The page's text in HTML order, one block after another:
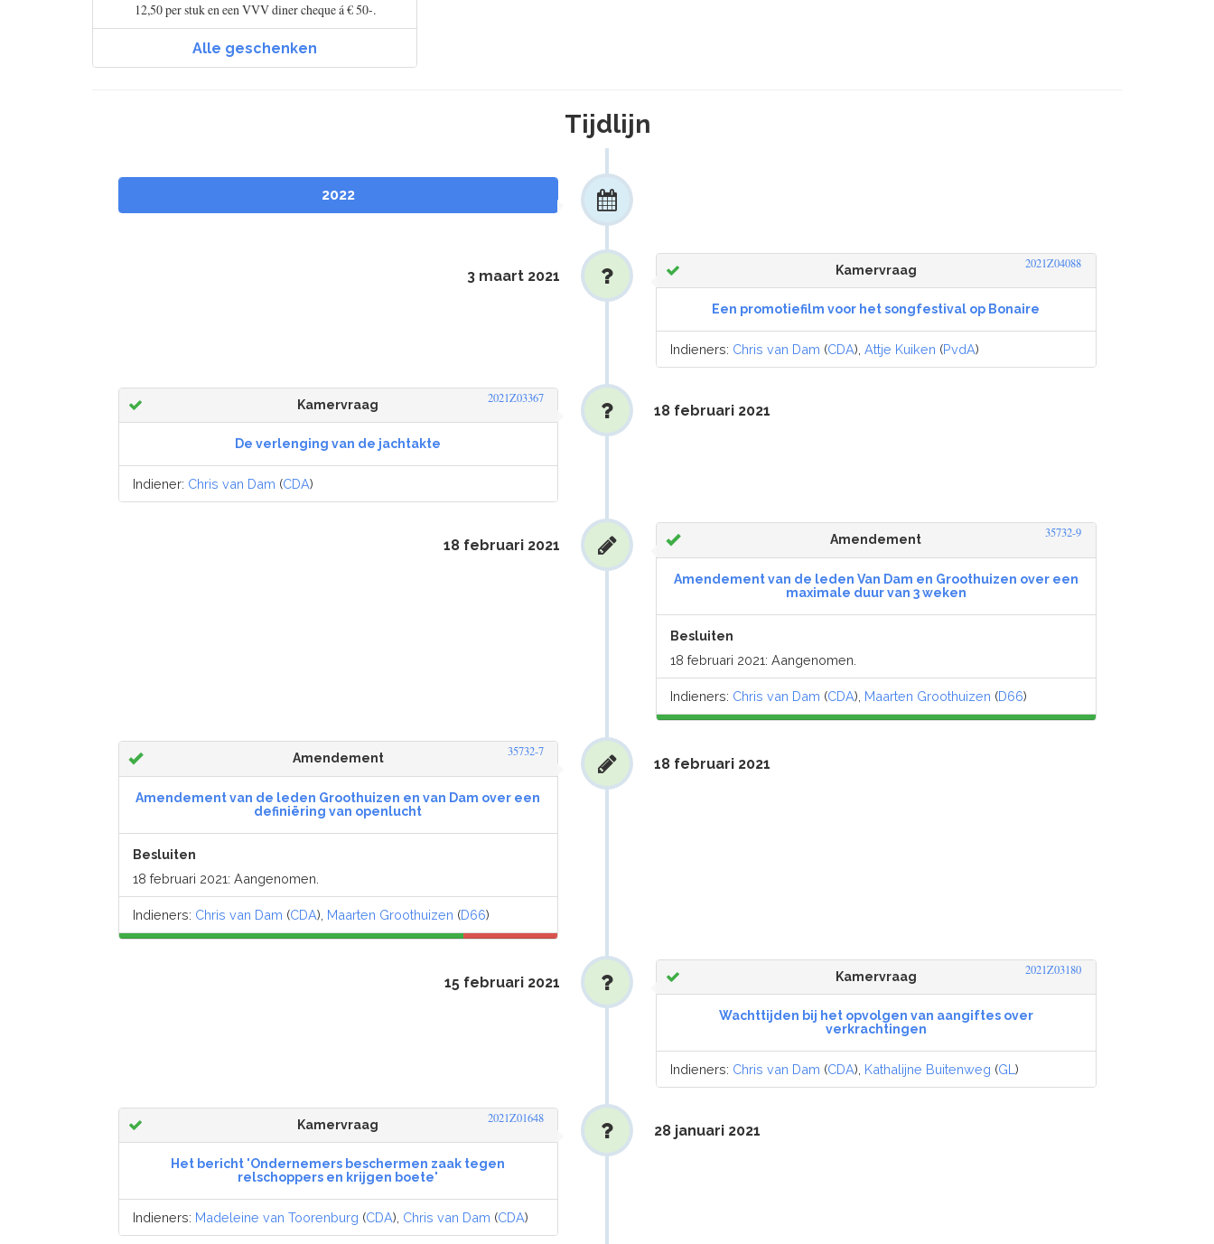
12,50 per stuk en een VVV diner cheque á € 50-.
Alle geschenken
Tijdlijn
2022
Kamervraag 2021Z04088
Een promotiefilm voor het songfestival op Bonaire
Indieners: Chris van Dam (CDA),Attje Kuiken (PvdA)
3 maart 2021
Kamervraag 2021Z03367
De verlenging van de jachtakte
Indiener: Chris van Dam (CDA)
18 februari 2021
Amendement 35732-9
Amendement van de leden Van Dam en Groothuizen over een
maximale duur van 3 weken
Besluiten
18 februari 2021: Aangenomen.
Indieners: Chris van Dam (CDA), Maarten Groothuizen (D66)
18 februari 2021
Amendement 35732-7
Amendement van de leden Groothuizen en van Dam over een
definiëring van openlucht
Besluiten
18 februari 2021: Aangenomen.
Indieners: Chris van Dam (CDA), Maarten Groothuizen (D66)
18 februari 2021
Kamervraag 2021Z03180
Wachttijden bij het opvolgen van aangiftes over
verkrachtingen
Indieners: Chris van Dam (CDA), Kathalijne Buitenweg (GL)
15 februari 2021
Kamervraag 2021Z01648
Het bericht 'Ondernemers beschermen zaak tegen
relschoppers en krijgen boete'
Indieners: Madeleine van Toorenburg (CDA), Chris van Dam (CDA)
28 januari 2021